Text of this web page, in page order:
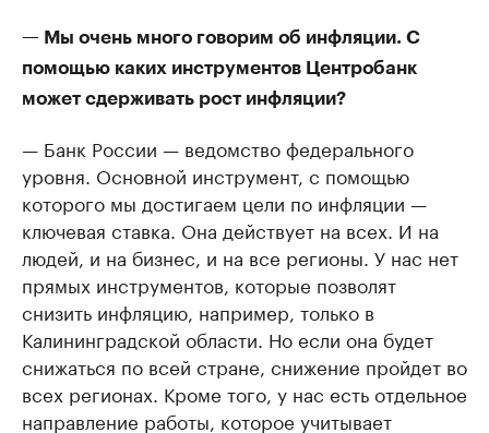
— Мы очень много говорим об инфляции. С
помощью каких инструментов Центробанк
может сдерживать рост инфляции?
— Банк России — ведомство федерального
уровня. Основной инструмент, с помощью
которого мы достигаем цели по инфляции —
ключевая ставка. Она действует на всех. И на
людей, и на бизнес, и на все регионы. У нас нет
прямых инструментов, которые позволят
снизить инфляцию, например, только в
Калининградской области. Но если она будет
снижаться по всей стране, снижение пройдет во
всех регионах. Кроме того, у нас есть отдельное
направление работы, которое учитывает